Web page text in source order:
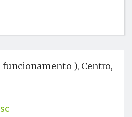
funcionamento ), Centro,